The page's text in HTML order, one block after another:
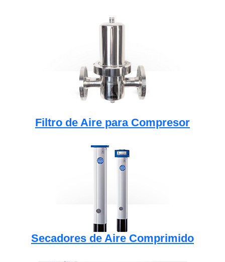
Filtro de Aire para Compresor
Secadores de Aire Comprimido